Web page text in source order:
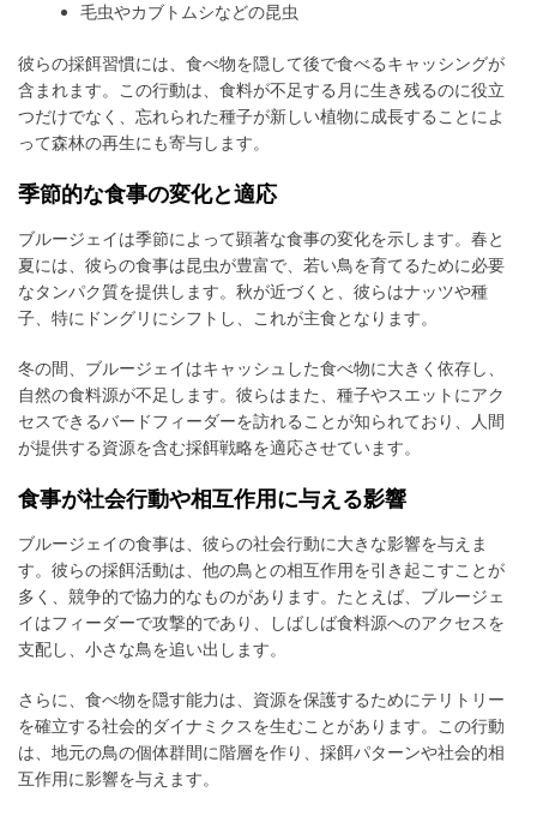
毛虫やカブトムシなどの昆虫
彼らの採餌習慣には、食べ物を隠して後で食べるキャッシングが
含まれます。この行動は、食料が不足する月に生き残るのに役立
つだけでなく、忘れられた種子が新しい植物に成長することによ
って森林の再生にも寄与します。
季節的な食事の変化と適応
ブルージェイは季節によって顕著な食事の変化を示します。春と
夏には、彼らの食事は昆虫が豊富で、若い鳥を育てるために必要
なタンパク質を提供します。秋が近づくと、彼らはナッツや種
子、特にドングリにシフトし、これが主食となります。
冬の間、ブルージェイはキャッシュした食べ物に大きく依存し、
自然の食料源が不足します。彼らはまた、種子やスエットにアク
セスできるバードフィーダーを訪れることが知られており、人間
が提供する資源を含む採餌戦略を適応させています。
食事が社会行動や相互作用に与える影響
ブルージェイの食事は、彼らの社会行動に大きな影響を与えま
す。彼らの採餌活動は、他の鳥との相互作用を引き起こすことが
多く、競争的で協力的なものがあります。たとえば、ブルージェ
イはフィーダーで攻撃的であり、しばしば食料源へのアクセスを
支配し、小さな鳥を追い出します。
さらに、食べ物を隠す能力は、資源を保護するためにテリトリー
を確立する社会的ダイナミクスを生むことがあります。この行動
は、地元の鳥の個体群間に階層を作り、採餌パターンや社会的相
互作用に影響を与えます。